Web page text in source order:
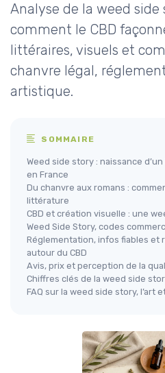
Analyse de la weed side
comment le CBD
littéraires, visuels et
chanvre légal,
artistique.
SOMMAIRE
Weed side story : naissance
en France
Du chanvre aux romans :
littérature
CBD et création visuelle : une
Weed Side Story, codes
Réglementation, infos fiables et
autour du CBD
Avis, prix et perception de la
Chiffres clés de la weed side
FAQ sur la weed side story, l’art